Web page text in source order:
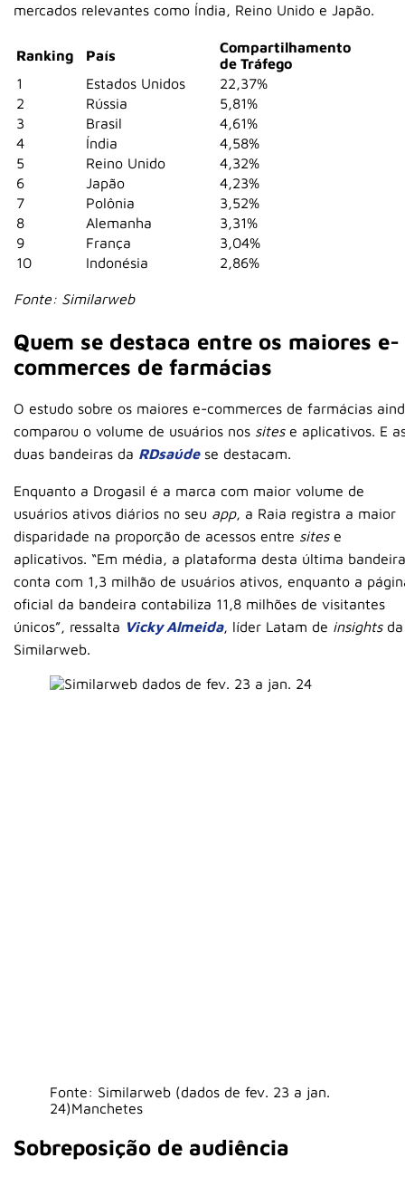
mercados relevantes como Índia, Reino Unido e Japão.
Ranking País
Compartilhamento
de Tráfego
1
Estados Unidos
22,37%
2
Rússia
5,81%
3
Brasil
4,61%
4
Índia
4,58%
5
Reino Unido
4,32%
6
Japão
4,23%
7
Polônia
3,52%
8
Alemanha
3,31%
9
França
3,04%
10
Indonésia 2,86%
Fonte: Similarweb
Quem se destaca entre os maiores e-
commerces de farmácias
O estudo sobre os maiores e-commerces de farmácias
comparou o volume de usuários nos sitese aplicativos. E
duas bandeiras da RDsaúdese destacam.
Enquanto a Drogasil é a marca com maior volume de
usuários ativos diários no seu app, a Raia registra a maior
disparidade na proporção de acessos entre sitese
aplicativos. “Em média, a plataforma desta última bandeira
conta com 1,3 milhão de usuários ativos, enquanto a
oficial da bandeira contabiliza 11,8 milhões de visitantes
únicos”, ressalta Vicky Almeida, líder Latam de insightsda
Similarweb.
Fonte: Similarweb (dados de fev. 23 a jan.
24)Manchetes
Sobreposição de audiência